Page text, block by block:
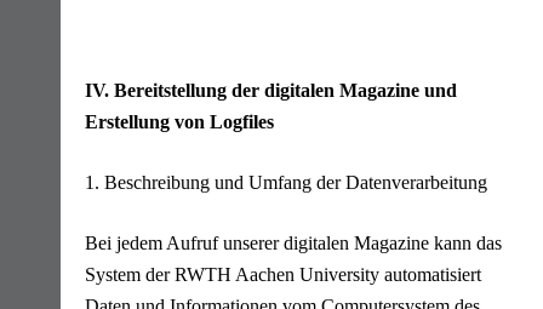
IV. Bereitstellung der digitalen Magazine und
Erstellung von Logfiles
1. Beschreibung und Umfang der Datenverarbeitung
Bei jedem Aufruf unserer digitalen Magazine kann das
System der RWTH Aachen University automatisiert